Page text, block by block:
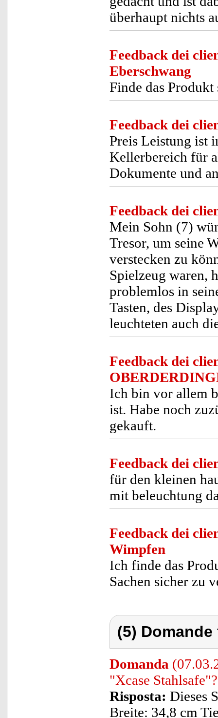
überhaupt nichts
Feedback dei
Eberschwang
Finde das Produkt
Feedback dei
Preis Leistung ist
Kellerbereich für
Dokumente und
Feedback dei
Mein Sohn (7)
Tresor, um seine
verstecken zu
Spielzeug waren,
problemlos in
Tasten, des
leuchteten auch
Feedback dei
Ich bin vor allem
ist. Habe noch
gekauft.
Feedback dei
für den kleinen
mit beleuchtung
Feedback dei
Wimpfen
Ich finde das
Sachen sicher zu
(5)
Domanda
"Xcase Stahlsafe"?
Risposta: Dieses
Breite: 34,8 cm